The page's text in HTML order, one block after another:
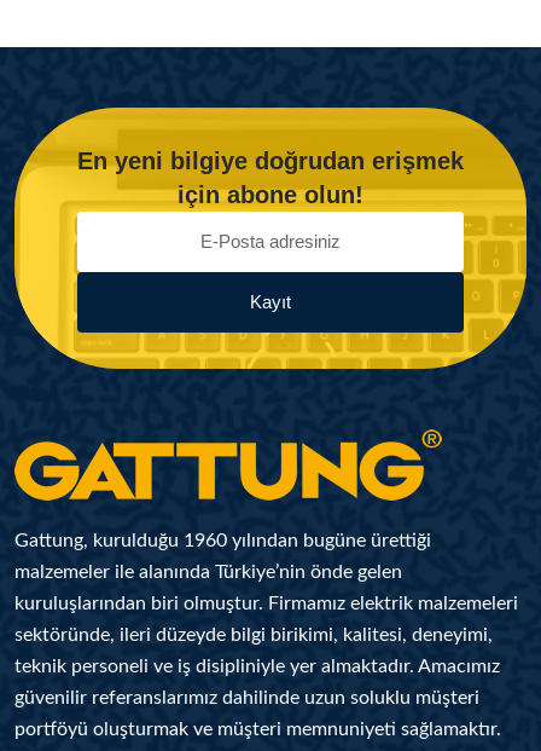
En yeni bilgiye doğrudan erişmek
için abone olun!
Kayıt
Gattung, kurulduğu 1960 yılından bugüne ürettiği
malzemeler ile alanında Türkiye’nin önde gelen
kuruluşlarından biri olmuştur. Firmamız elektrik malzemeleri
sektöründe, ileri düzeyde bilgi birikimi, kalitesi, deneyimi,
teknik personeli ve iş disipliniyle yer almaktadır. Amacımız
güvenilir referanslarımız dahilinde uzun soluklu müşteri
portföyü oluşturmak ve müşteri memnuniyeti sağlamaktır.